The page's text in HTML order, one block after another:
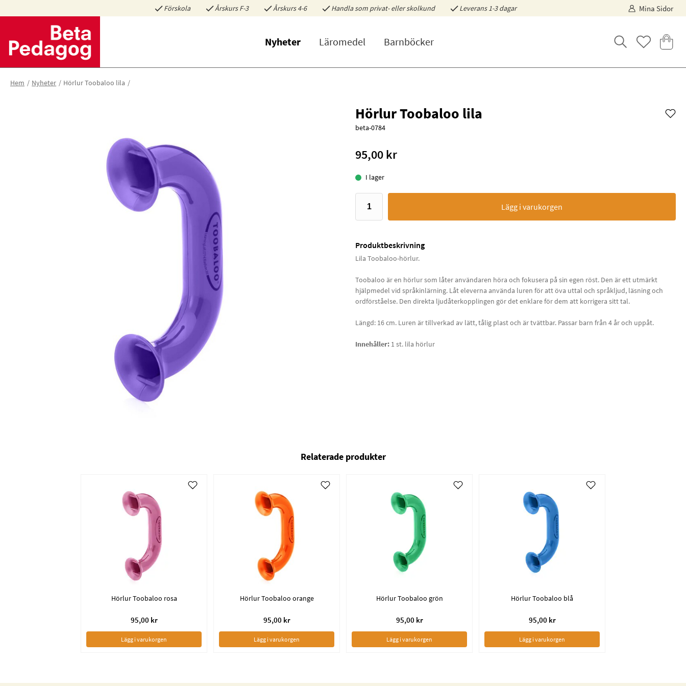
Förskola Årskurs F-3 Årskurs 4-6 Handla som privat- eller skolkund Leverans 1-3 dagar Mina Sidor
Nyheter Läromedel Barnböcker
Hem Nyheter Hörlur Toobaloo lila
Hörlur Toobaloo lila
beta-0784
95,00 kr
I lager
Lägg i varukorgen
Produktbeskrivning
Lila Toobaloo-hörlur.
Toobaloo är en hörlur som låter användaren höra och fokusera på sin egen röst. Den är ett utmärkt
hjälpmedel vid språkinlärning. Låt eleverna använda luren för att öva uttal och språkljud, läsning och
ordförståelse. Den direkta ljudåterkopplingen gör det enklare för dem att korrigera sitt tal.
Längd: 16 cm. Luren är tillverkad av lätt, tålig plast och är tvättbar. Passar barn från 4 år och uppåt.
Innehåller: 1 st. lila hörlur
Relaterade produkter
Hörlur Toobaloo rosa
95,00 kr
Lägg i varukorgen
Hörlur Toobaloo orange
95,00 kr
Lägg i varukorgen
Hörlur Toobaloo grön
95,00 kr
Lägg i varukorgen
Hörlur Toobaloo blå
95,00 kr
Lägg i varukorgen